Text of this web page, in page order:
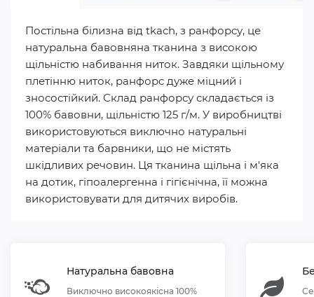
Постільна білизна від tkach, з ранфорсу, це
натуральна бавовняна тканина з високою
щільністю набивання ниток. Завдяки щільному
плетінню ниток, ранфорс дуже міцний і
зносостійкий. Склад ранфорсу складається із
100% бавовни, щільністю 125 г/м. У виробництві
використовуються виключно натуральні
матеріали та барвники, що не містять
шкідливих речовин. Ця тканина щільна і м'яка
на дотик, гіпоалергенна і гігієнічна, її можна
використовувати для дитячих виробів.
Натуральна бавовна
Виключно високоякісна 100%